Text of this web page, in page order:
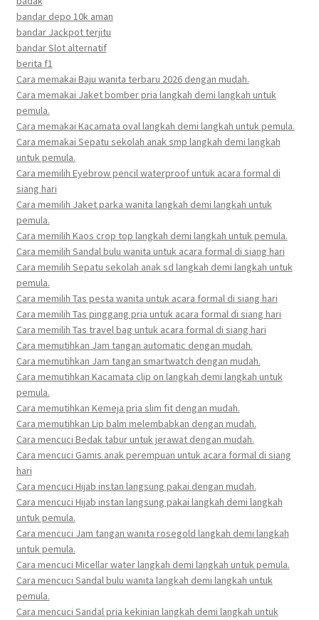
bandar depo 10k aman
bandar Jackpot terjitu
bandar Slot alternatif
berita f1
Cara memakai Baju wanita terbaru 2026 dengan mudah.
Cara memakai Jaket bomber pria langkah demi langkah untuk
pemula.
Cara memakai Kacamata oval langkah demi langkah untuk pemula.
Cara memakai Sepatu sekolah anak smp langkah demi langkah
untuk pemula.
Cara memilih Eyebrow pencil waterproof untuk acara formal di
siang hari
Cara memilih Jaket parka wanita langkah demi langkah untuk
pemula.
Cara memilih Kaos crop top langkah demi langkah untuk pemula.
Cara memilih Sandal bulu wanita untuk acara formal di siang hari
Cara memilih Sepatu sekolah anak sd langkah demi langkah untuk
pemula.
Cara memilih Tas pesta wanita untuk acara formal di siang hari
Cara memilih Tas pinggang pria untuk acara formal di siang hari
Cara memilih Tas travel bag untuk acara formal di siang hari
Cara memutihkan Jam tangan automatic dengan mudah.
Cara memutihkan Jam tangan smartwatch dengan mudah.
Cara memutihkan Kacamata clip on langkah demi langkah untuk
pemula.
Cara memutihkan Kemeja pria slim fit dengan mudah.
Cara memutihkan Lip balm melembabkan dengan mudah.
Cara mencuci Bedak tabur untuk jerawat dengan mudah.
Cara mencuci Gamis anak perempuan untuk acara formal di siang
hari
Cara mencuci Hijab instan langsung pakai dengan mudah.
Cara mencuci Hijab instan langsung pakai langkah demi langkah
untuk pemula.
Cara mencuci Jam tangan wanita rosegold langkah demi langkah
untuk pemula.
Cara mencuci Micellar water langkah demi langkah untuk pemula.
Cara mencuci Sandal bulu wanita langkah demi langkah untuk
pemula.
Cara mencuci Sandal pria kekinian langkah demi langkah untuk